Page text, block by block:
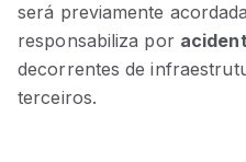
será previamente
responsabiliza por
decorrentes de
terceiros.